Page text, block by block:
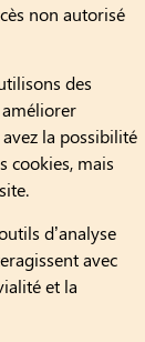
non autorisé
des
la possibilité
cookies, mais
d’analyse
avec
et la